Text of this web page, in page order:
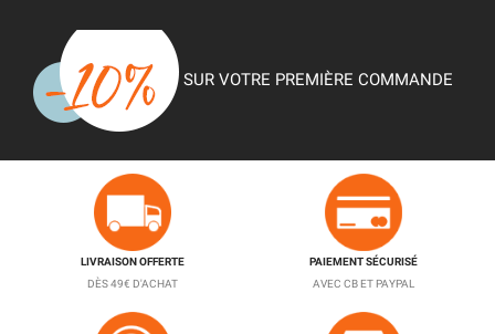
SUR VOTRE PREMIÈRE COMMANDE
LIVRAISON OFFERTE
DÈS 49€ D'ACHAT
PAIEMENT SÉCURISÉ
AVEC CB ET PAYPAL